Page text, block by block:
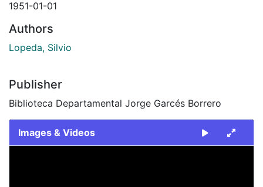
1951-01-01
Authors
Lopeda, Silvio
Publisher
Biblioteca Departamental Jorge Garcés Borrero
Images & Videos